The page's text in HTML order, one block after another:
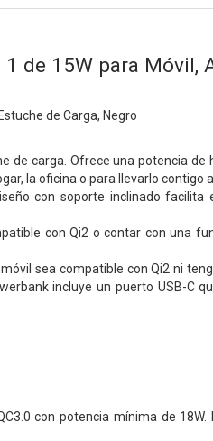
de 15W para Móvil,
de Carga, Negro
de carga. Ofrece una potencia de
la oficina o para llevarlo contigo
con soporte inclinado facilita
con Qi2 o contar con una
sea compatible con Qi2 ni
incluye un puerto USB-C
con potencia mínima de 18W.